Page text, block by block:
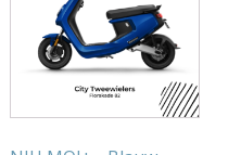
meerdere
variaties.
Deze